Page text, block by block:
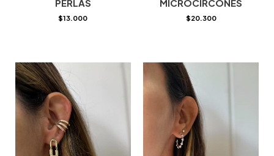
PERLAS
$13.000
MICROCIRCONES
$20.300